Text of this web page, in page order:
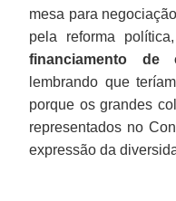
mesa para
pela reforma
financiamento de
lembrando que
porque os grandes
representados no
expressão da